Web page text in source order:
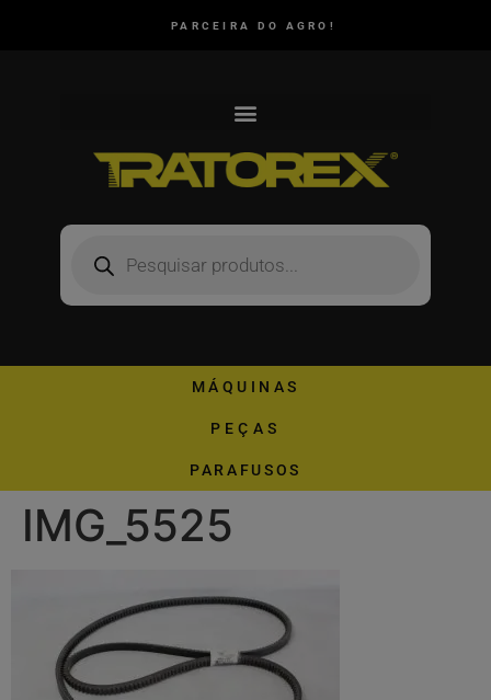
PARCEIRA DO AGRO!
MÁQUINAS
PEÇAS
PARAFUSOS
IMG_5525